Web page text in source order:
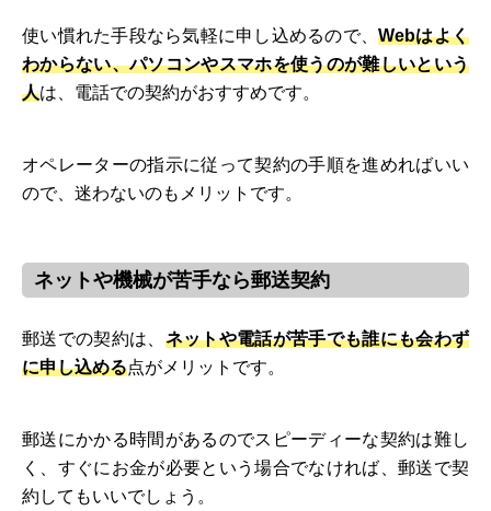
使い慣れた手段なら気軽に申し込めるので、Webはよく
わからない、パソコンやスマホを使うのが難しいという
人は、電話での契約がおすすめです。
オペレーターの指示に従って契約の手順を進めればいい
ので、迷わないのもメリットです。
ネットや機械が苦手なら郵送契約
郵送での契約は、 ネットや電話が苦手でも誰にも会わず
に申し込める点がメリットです。
郵送にかかる時間があるのでスピーディーな契約は難し
く、すぐにお金が必要という場合でなければ、郵送で契
約してもいいでしょう。